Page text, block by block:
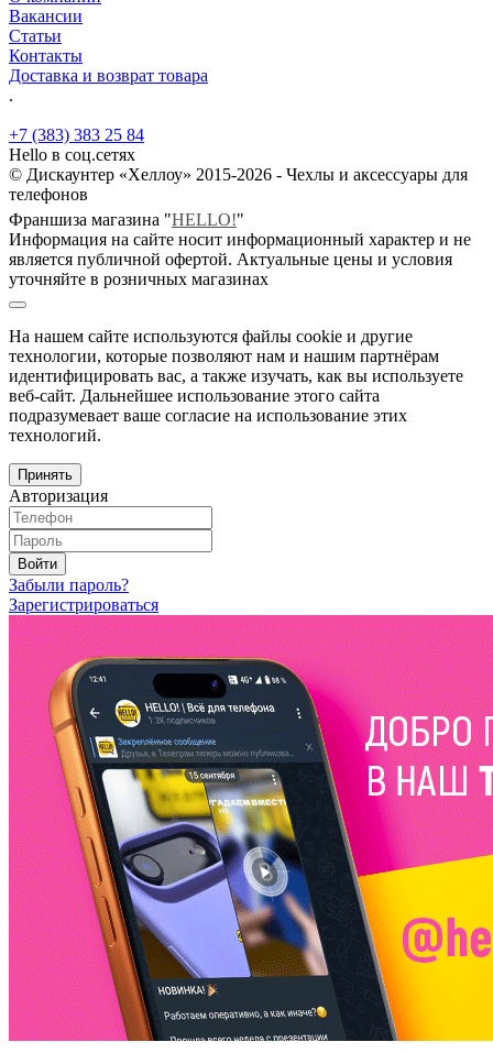
Вакансии
Статьи
Контакты
Доставка и возврат товара
.
+7 (383) 383 25 84
Hello в соц.сетях
© Дискаунтер «Хеллоу» 2015-2026 - Чехлы и аксессуары для
телефонов
Франшиза магазина "HELLO!"
Информация на сайте носит информационный характер и не
является публичной офертой. Актуальные цены и условия
уточняйте в розничных магазинах
На нашем сайте используются файлы cookie и другие
технологии, которые позволяют нам и нашим партнёрам
идентифицировать вас, а также изучать, как вы используете
веб-сайт. Дальнейшее использование этого сайта
подразумевает ваше согласие на использование этих
технологий.
Принять
Авторизация
Войти
Забыли пароль?
Зарегистрироваться